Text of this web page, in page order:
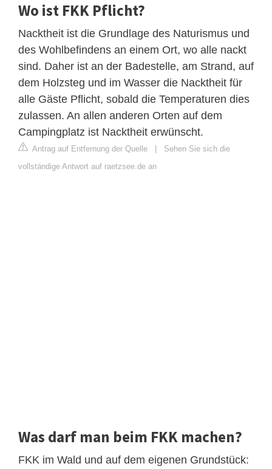
Wo ist FKK Pflicht?
Nacktheit ist die Grundlage des Naturismus und
des Wohlbefindens an einem Ort, wo alle nackt
sind. Daher ist an der Badestelle, am Strand, auf
dem Holzsteg und im Wasser die Nacktheit für
alle Gäste Pflicht, sobald die Temperaturen dies
zulassen. An allen anderen Orten auf dem
Campingplatz ist Nacktheit erwünscht.
Antrag auf Entfernung der Quelle
Sehen Sie sich die
vollständige Antwort auf raetzsee.de an
Was darf man beim FKK machen?
FKK im Wald und auf dem eigenen Grundstück: